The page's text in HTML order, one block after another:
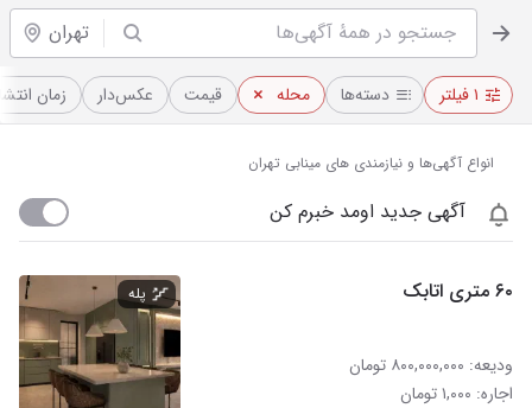
تهران
۱ فیلتر دسته‌ها محله قیمت عکس‌دار زمان
انواع آگهی‌ها و نیازمندی های مینابی تهران
آگهی جدید اومد خبرم کن
۶۰ متری اتابک
ودیعه: ۸۰۰,۰۰۰,۰۰۰ تومان
اجاره: ۱,۰۰۰ تومان
پله